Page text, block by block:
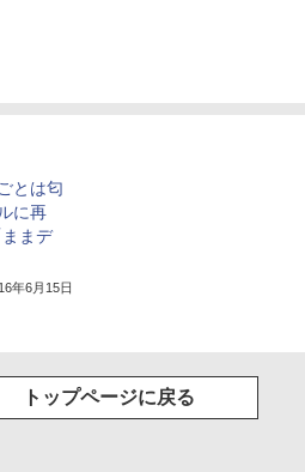
とは匂
に再
まデ
年6月15日
トップページに戻る